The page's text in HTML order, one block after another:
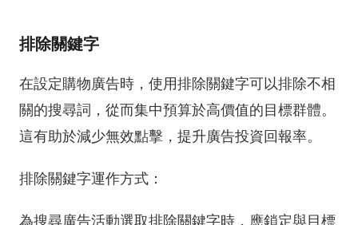
排除關鍵字
在設定購物廣告時，使用排除關鍵字可以排除不相
關的搜尋詞，從而集中預算於高價值的目標群體。
這有助於減少無效點擊，提升廣告投資回報率。
排除關鍵字運作方式：
為搜尋廣告活動選取排除關鍵字時，應鎖定與目標